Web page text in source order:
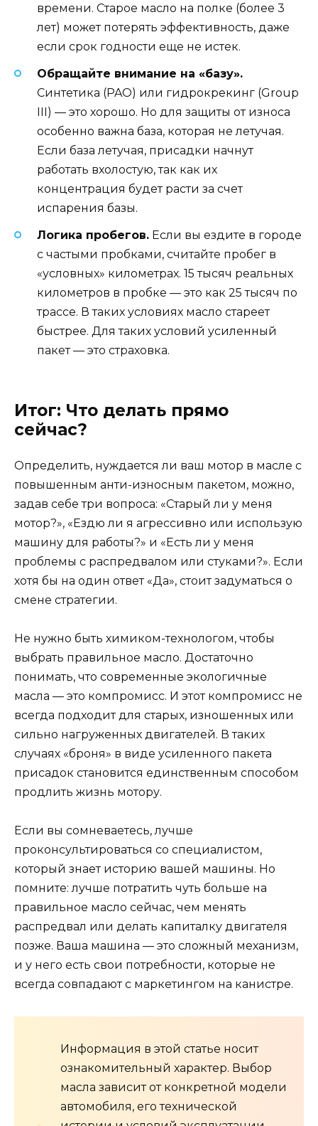
времени. Старое масло на полке (более 3
лет) может потерять эффективность, даже
если срок годности еще не истек.
Обращайте внимание на «базу».
Синтетика (PAO) или гидрокрекинг (Group
III) — это хорошо. Но для защиты от износа
особенно важна база, которая не летучая.
Если база летучая, присадки начнут
работать вхолостую, так как их
концентрация будет расти за счет
испарения базы.
Логика пробегов. Если вы ездите в городе
с частыми пробками, считайте пробег в
«условных» километрах. 15 тысяч реальных
километров в пробке — это как 25 тысяч по
трассе. В таких условиях масло стареет
быстрее. Для таких условий усиленный
пакет — это страховка.
Итог: Что делать прямо
сейчас?
Определить, нуждается ли ваш мотор в масле с
повышенным анти-износным пакетом, можно,
задав себе три вопроса: «Старый ли у меня
мотор?», «Ездю ли я агрессивно или использую
машину для работы?» и «Есть ли у меня
проблемы с распредвалом или стуками?». Если
хотя бы на один ответ «Да», стоит задуматься о
смене стратегии.
Не нужно быть химиком-технологом, чтобы
выбрать правильное масло. Достаточно
понимать, что современные экологичные
масла — это компромисс. И этот компромисс не
всегда подходит для старых, изношенных или
сильно нагруженных двигателей. В таких
случаях «броня» в виде усиленного пакета
присадок становится единственным способом
продлить жизнь мотору.
Если вы сомневаетесь, лучше
проконсультироваться со специалистом,
который знает историю вашей машины. Но
помните: лучше потратить чуть больше на
правильное масло сейчас, чем менять
распредвал или делать капиталку двигателя
позже. Ваша машина — это сложный механизм,
и у него есть свои потребности, которые не
всегда совпадают с маркетингом на канистре.
Информация в этой статье носит
ознакомительный характер. Выбор
масла зависит от конкретной модели
автомобиля, его технической